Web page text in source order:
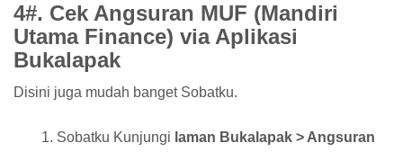
4#. Cek Angsuran MUF (Mandiri
Utama Finance) via Aplikasi
Bukalapak
Disini juga mudah banget Sobatku.
Sobatku Kunjungi laman Bukalapak > Angsuran